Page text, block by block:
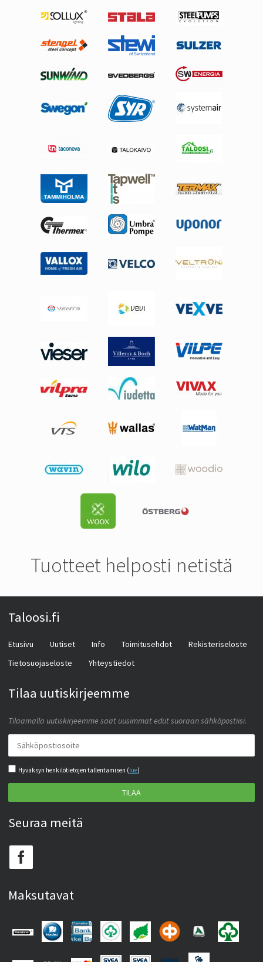
Tuotteet helposti netistä
Taloosi.fi
Etusivu Uutiset Info Toimitusehdot
Rekisteriseloste
Tietosuojaseloste
Yhteystiedot
Tilaa uutiskirjeemme
Tilaamalla uutiskirjeemme saat uusimmat edut suoraan sähköpostiisi.
Hyväksyn henkilötietojen tallentamisen (lue)
TILAA
Seuraa meitä
Maksutavat